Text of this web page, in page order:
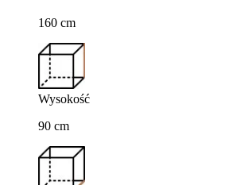
160 cm
Wysokość
90 cm